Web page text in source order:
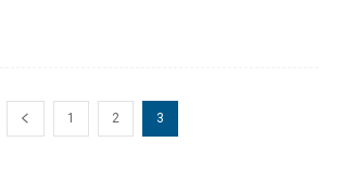
1 2 3